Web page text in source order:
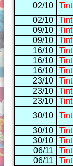
02/10
02/10
09/10
09/10
16/10
16/10
16/10
23/10
23/10
23/10
30/10
30/10
30/10
06/11
06/11